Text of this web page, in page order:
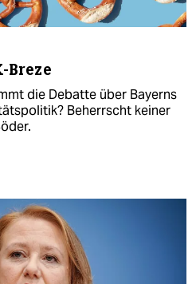
Breze
die Debatte über Bayerns
Beherrscht keiner